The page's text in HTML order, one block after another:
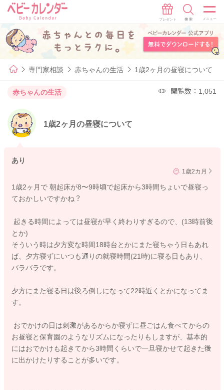
専門家相談 赤ちゃんの生活 1歳2ヶ月の昼寝について
赤ちゃんの生活 閲覧数：1,051
1歳2ヶ月の昼寝について
あり
1歳2カ月
1歳2ヶ月で 朝起床が8〜9時頃で起床から3時間ちょいで昼寝っ
ておかしいですかね？
起きる時間によっては昼寝が早く終わりすぎるので、(13時前後
とか)
そういう時は夕方変な時間18時台とかにまた寝ちゃう日もあれ
ば、夕方寝ずにいつも通りの就寝時間(21時)に寝る日もあり、
バラバラです。
夕方にまた寝る日は後ろ倒しになって22時近くとかになってま
す。
おでかけの日は刺激があるからか寝ずに昼ごはん食べてからの
お昼寝と保育園のようなリズムになったりもしますが、基本的
にはおでかけも起きてから3時間くらいで一旦寝かせて起きた後
に出かけたりすることが多いです。